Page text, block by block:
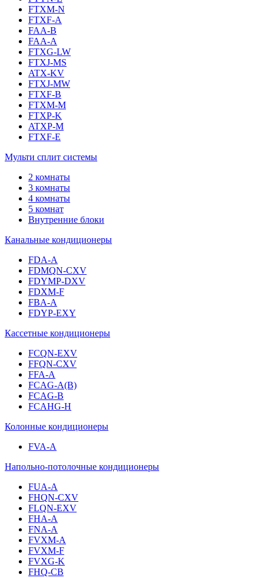
FTXM-N
FTXF-A
FAA-B
FAA-A
FTXG-LW
FTXJ-MS
ATX-KV
FTXJ-MW
FTXF-B
FTXM-M
FTXP-K
ATXP-M
FTXF-E
Мульти сплит системы
2 комнаты
3 комнаты
4 комнаты
5 комнат
Внутренние блоки
Канальные кондиционеры
FDA-A
FDMQN-CXV
FDYMP-DXV
FDXM-F
FBA-A
FDYP-EXY
Кассетные кондиционеры
FCQN-EXV
FFQN-CXV
FFA-A
FCAG-A(B)
FCAG-B
FCAHG-H
Колонные кондиционеры
FVA-A
Напольно-потолочные кондиционеры
FUA-A
FHQN-CXV
FLQN-EXV
FHA-A
FNA-A
FVXM-A
FVXM-F
FVXG-K
FHQ-CB